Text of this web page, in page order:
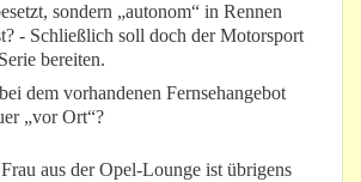
sondern „autonom“ in Rennen
- Schließlich soll doch der Motorsport
bereiten.
dem vorhandenen Fernsehangebot
„vor Ort“?
aus der Opel-Lounge ist übrigens